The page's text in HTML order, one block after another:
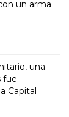
un arma
una
fue
Capital